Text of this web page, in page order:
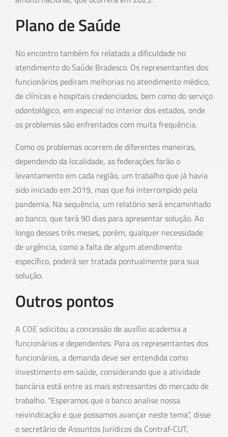
Plano de Saúde
No encontro também foi relatada a dificuldade no
atendimento do Saúde Bradesco. Os representantes dos
funcionários pediram melhorias no atendimento médico,
de clínicas e hospitais credenciados, bem como do serviço
odontológico, em especial no interior dos estados, onde
os problemas são enfrentados com muita frequência.
Como os problemas ocorrem de diferentes maneiras,
dependendo da localidade, as federações farão o
levantamento em cada região, um trabalho que já havia
sido iniciado em 2019, mas que foi interrompido pela
pandemia. Na sequência, um relatório será encaminhado
ao banco, que terá 90 dias para apresentar solução. Ao
longo desses três meses, porém, qualquer necessidade
de urgência, como a falta de algum atendimento
específico, poderá ser tratada pontualmente para sua
solução.
Outros pontos
A COE solicitou a concessão de auxílio academia a
funcionários e dependentes. Para os representantes dos
funcionários, a demanda deve ser entendida como
investimento em saúde, considerando que a atividade
bancária está entre as mais estressantes do mercado de
trabalho. “Esperamos que o banco analise nossa
reivindicação e que possamos avançar neste tema”, disse
o secretário de Assuntos Jurídicos da Contraf-CUT,